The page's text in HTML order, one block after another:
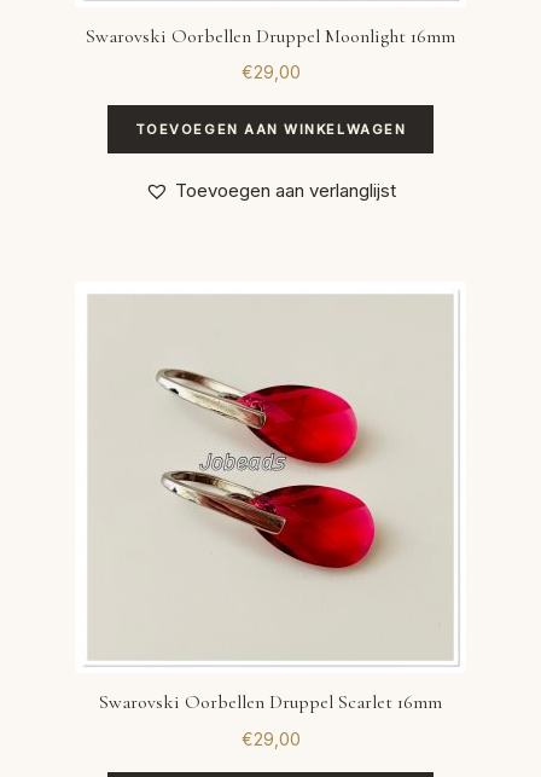
Swarovski Oorbellen Druppel Moonlight 16mm
€29,00
TOEVOEGEN AAN WINKELWAGEN
Toevoegen aan verlanglijst
Swarovski Oorbellen Druppel Scarlet 16mm
€29,00